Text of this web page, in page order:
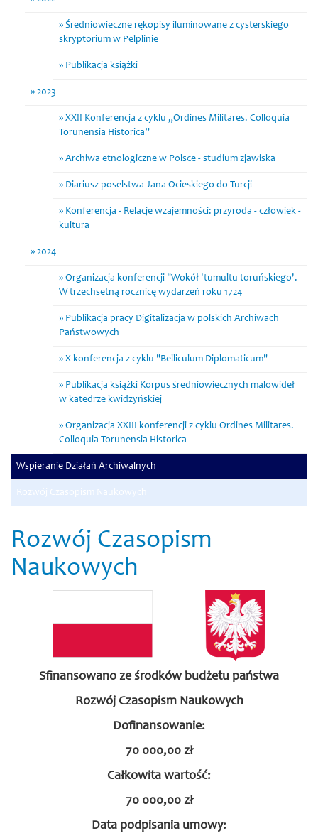
Średniowieczne rękopisy iluminowane z cysterskiego
skryptorium w Pelplinie
Publikacja książki
2023
XXII Konferencja z cyklu „Ordines Militares. Colloquia
Torunensia Historica”
Archiwa etnologiczne w Polsce - studium zjawiska
Diariusz poselstwa Jana Ocieskiego do Turcji
Konferencja - Relacje wzajemności: przyroda - człowiek -
kultura
2024
Organizacja konferencji "Wokół 'tumultu toruńskiego'.
W trzechsetną rocznicę wydarzeń roku 1724
Publikacja pracy Digitalizacja w polskich Archiwach
Państwowych
X konferencja z cyklu "Belliculum Diplomaticum"
Publikacja książki Korpus średniowiecznych malowideł
w katedrze kwidzyńskiej
Organizacja XXIII konferencji z cyklu Ordines Militares.
Colloquia Torunensia Historica
Wspieranie Działań Archiwalnych
Rozwój Czasopism Naukowych
Rozwój Czasopism
Naukowych
Sfinansowano ze środków budżetu państwa
Rozwój Czasopism Naukowych
Dofinansowanie:
70 000,00 zł
Całkowita wartość:
70 000,00 zł
Data podpisania umowy: